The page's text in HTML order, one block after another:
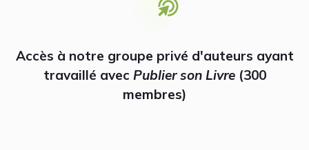
Accès à notre groupe privé d'auteurs ayant
travaillé avec Publier son Livre(300
membres)